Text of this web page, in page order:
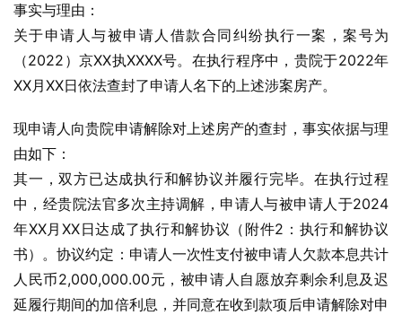
事实与理由：
关于申请人与被申请人借款合同纠纷执行一案，案号为
（2022）京XX执XXXX号。在执行程序中，贵院于2022年
XX月XX日依法查封了申请人名下的上述涉案房产。
现申请人向贵院申请解除对上述房产的查封，事实依据与理
由如下：
其一，双方已达成执行和解协议并履行完毕。在执行过程
中，经贵院法官多次主持调解，申请人与被申请人于2024
年XX月XX日达成了执行和解协议（附件2：执行和解协议
书）。协议约定：申请人一次性支付被申请人欠款本息共计
人民币2,000,000.00元，被申请人自愿放弃剩余利息及迟
延履行期间的加倍利息，并同意在收到款项后申请解除对申